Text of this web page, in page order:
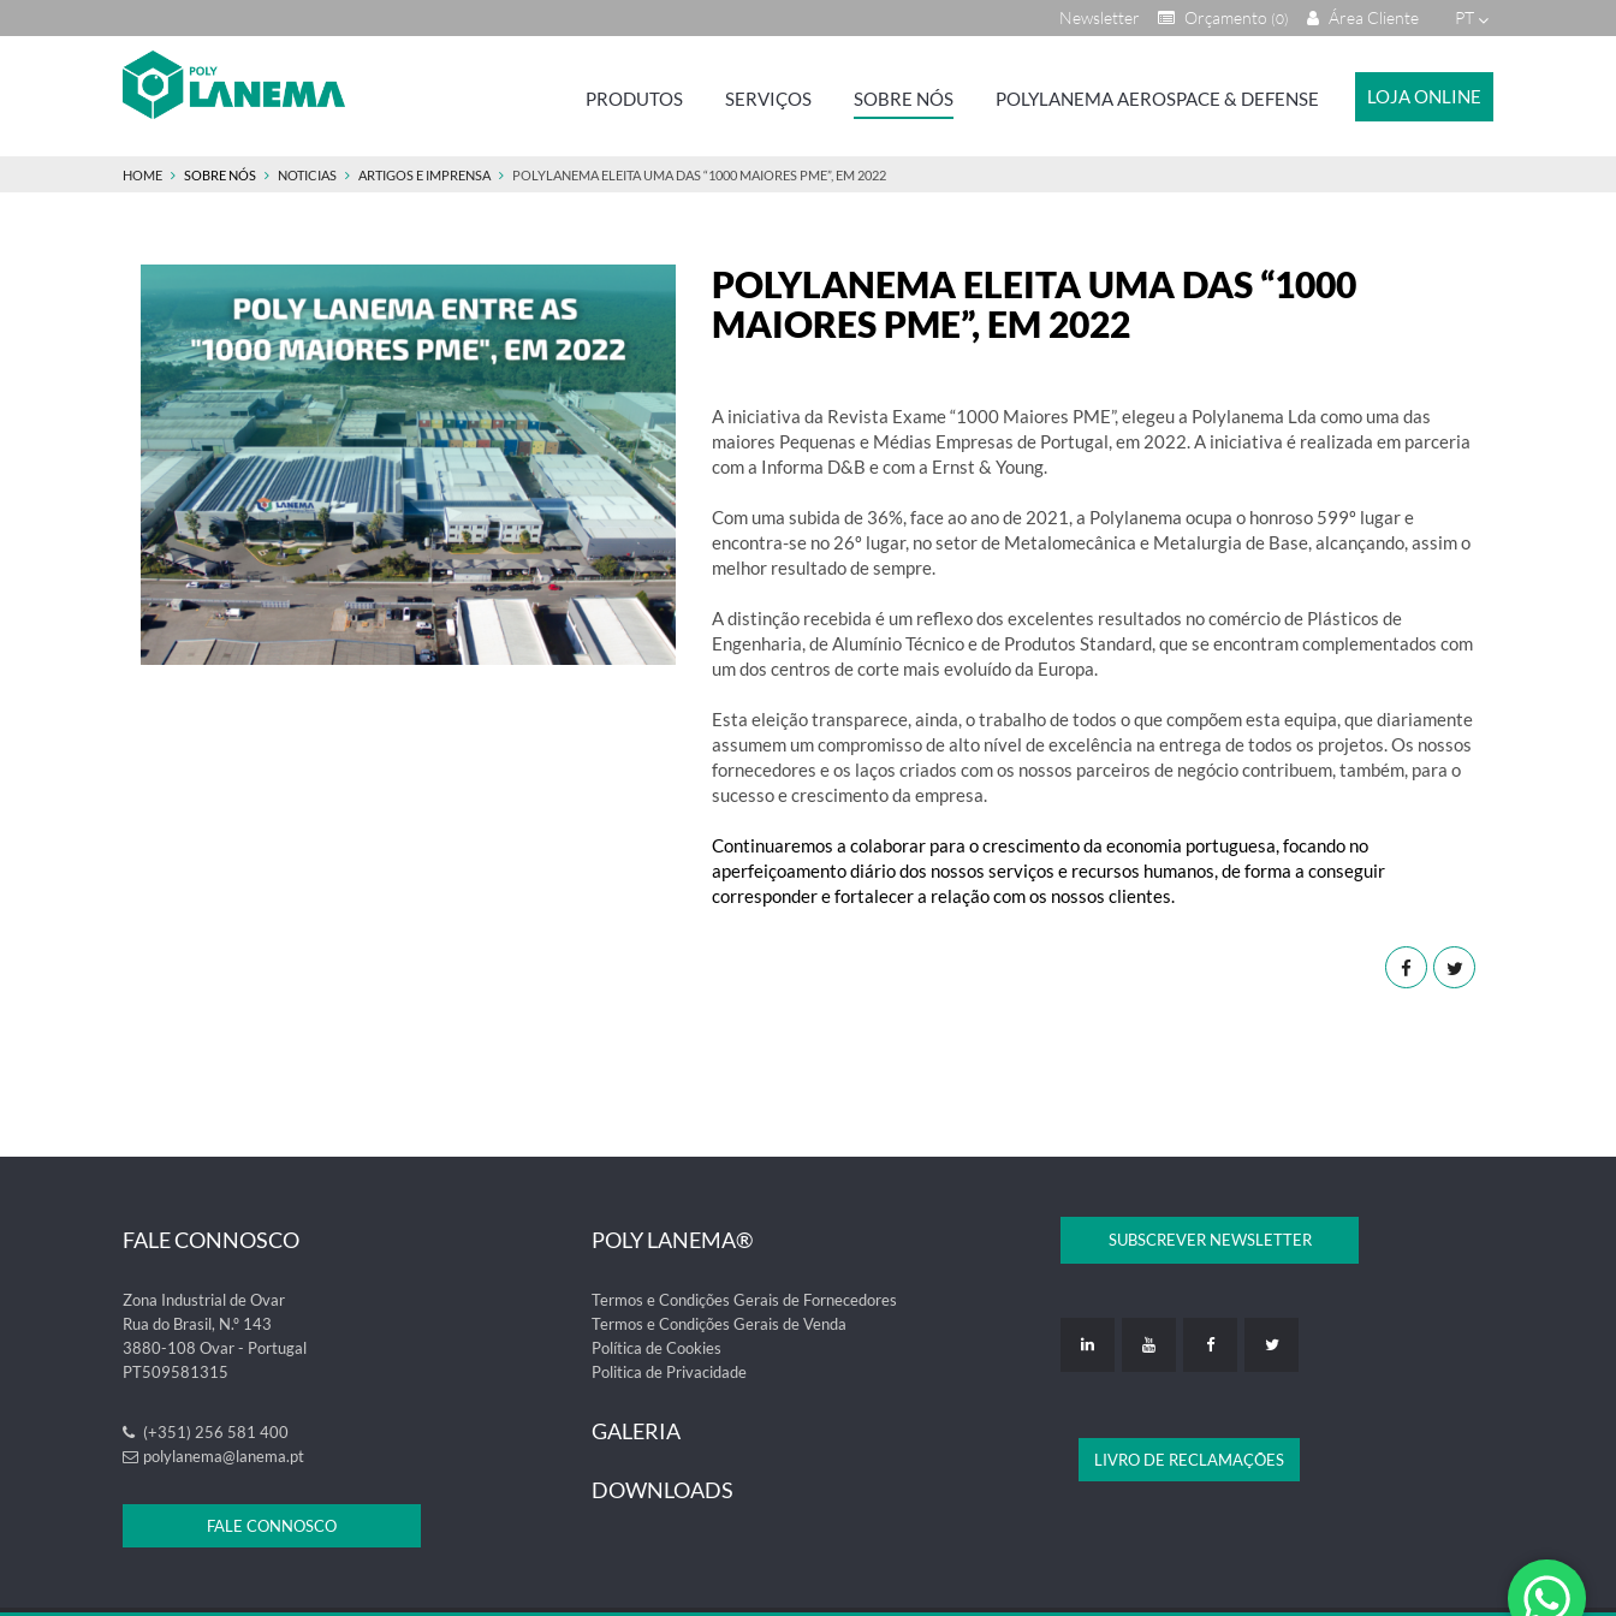
PT
Área Cliente
Orçamento (0)
Newsletter
PRODUTOS SERVIÇOS SOBRE NÓS POLYLANEMA AEROSPACE & DEFENSE LOJA ONLINE
HOME SOBRE NÓS NOTICIAS ARTIGOS E IMPRENSA POLYLANEMA ELEITA UMA DAS “1000 MAIORES PME”, EM 2022
POLYLANEMA ELEITA UMA DAS “1000
MAIORES PME”, EM 2022
A iniciativa da Revista Exame “1000 Maiores PME”, elegeu a Polylanema Lda como uma das
maiores Pequenas e Médias Empresas de Portugal, em 2022. A iniciativa é realizada em parceria
com a Informa D&B e com a Ernst & Young.
Com uma subida de 36%, face ao ano de 2021, a Polylanema ocupa o honroso 599º lugar e
encontra-se no 26º lugar, no setor de Metalomecânica e Metalurgia de Base, alcançando, assim o
melhor resultado de sempre.
A distinção recebida é um reflexo dos excelentes resultados no comércio de Plásticos de
Engenharia, de Alumínio Técnico e de Produtos Standard, que se encontram complementados com
um dos centros de corte mais evoluído da Europa.
Esta eleição transparece, ainda, o trabalho de todos o que compõem esta equipa, que diariamente
assumem um compromisso de alto nível de excelência na entrega de todos os projetos. Os nossos
fornecedores e os laços criados com os nossos parceiros de negócio contribuem, também, para o
sucesso e crescimento da empresa.
Continuaremos a colaborar para o crescimento da economia portuguesa, focando no
aperfeiçoamento diário dos nossos serviços e recursos humanos,de forma a conseguir
corresponder e fortalecer a relação com os nossos clientes.
FALE CONNOSCO
Zona Industrial de Ovar
Rua do Brasil, N.º 143
3880-108 Ovar - Portugal
PT509581315
(+351) 256 581 400
polylanema@lanema.pt
FALE CONNOSCO
POLY LANEMA®
Termos e Condições Gerais de Fornecedores
Termos e Condições Gerais de Venda
Política de Cookies
Politica de Privacidade
GALERIA
DOWNLOADS
SUBSCREVER NEWSLETTER
LIVRO DE RECLAMAÇÕES